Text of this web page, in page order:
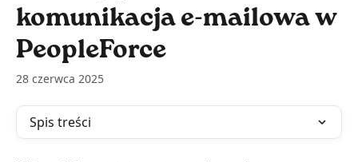
komunikacja e-mailowa w
PeopleForce
28 czerwca 2025
Spis treści